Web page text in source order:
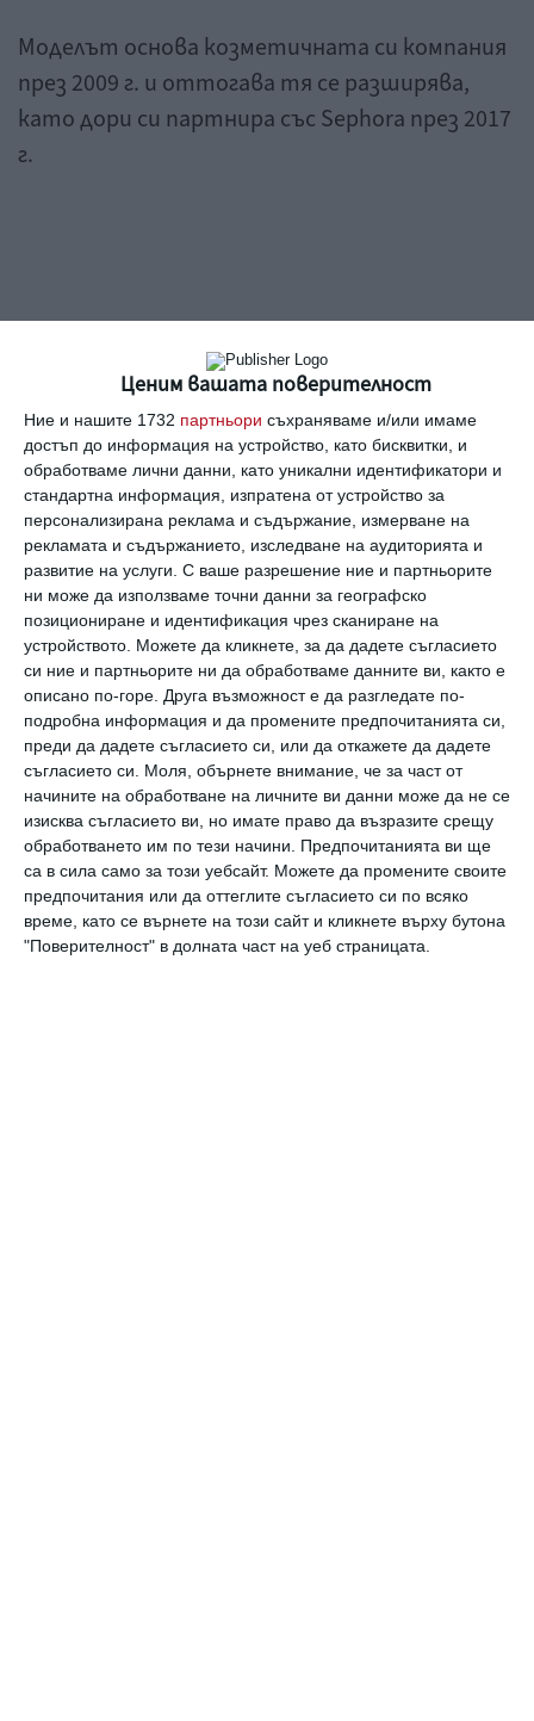
Ценим вашата поверителност
Ние и нашите 1732 партньори съхраняваме и/или имаме
достъп до информация на устройство, като бисквитки, и
обработваме лични данни, като уникални идентификатори и
стандартна информация, изпратена от устройство за
персонализирана реклама и съдържание, измерване на
рекламата и съдържанието, изследване на аудиторията и
развитие на услуги. С ваше разрешение ние и партньорите
ни може да използваме точни данни за географско
позициониране и идентификация чрез сканиране на
устройството. Можете да кликнете, за да дадете съгласието
си ние и партньорите ни да обработваме данните ви, както е
описано по-горе. Друга възможност е да разгледате по-
подробна информация и да промените предпочитанията си,
преди да дадете съгласието си, или да откажете да дадете
съгласието си.
Моля, обърнете внимание, че за част от
начините на обработване на личните ви данни може да не се
изисква съгласието ви, но имате право да възразите срещу
обработването им по тези начини. Предпочитанията ви ще
са в сила само за този уебсайт. Можете да промените своите
предпочитания или да оттеглите съгласието си по всяко
време, като се върнете на този сайт и кликнете върху бутона
"Поверителност" в долната част на уеб страницата.
Моделът основа козметичната си компания
през 2009 г. и оттогава тя се разширява,
като дори си партнира със Sephora през 2017
г.
View this post on Instagram
A post shared by Miranda Kerr
(@mirandakerr)
Миранда Кер с едно от момчетата си.
Снимка:Instagram